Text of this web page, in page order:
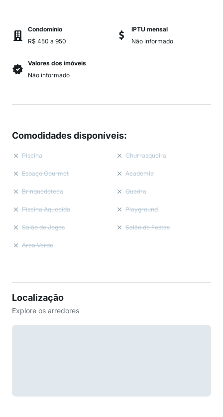
Condomínio
R$ 450 a 950
IPTU mensal
Não informado
Valores dos imóveis
Não informado
Comodidades disponíveis:
Piscina Churrasqueira
Espaço Gourmet Academia
Brinquedoteca Quadra
Piscina Aquecida Playground
Salão de Jogos Salão de Festas
Área Verde
Localização
Explore os arredores